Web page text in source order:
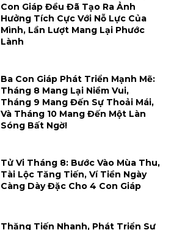
Con Giáp Đều Đã Tạo Ra Ảnh
Hưởng Tích Cực Với Nỗ Lực Của
Mình, Lần Lượt Mang Lại Phước
Lành
Ba Con Giáp Phát Triển Mạnh Mẽ:
Tháng 8 Mang Lại Niềm Vui,
Tháng 9 Mang Đến Sự Thoải Mái,
Và Tháng 10 Mang Đến Một Làn
Sóng Bất Ngờ!
Tử Vi Tháng 8: Bước Vào Mùa Thu,
Tài Lộc Tăng Tiến, Ví Tiền Ngày
Càng Dày Đặc Cho 4 Con Giáp
Thăng Tiến Nhanh, Phát Triển Sự